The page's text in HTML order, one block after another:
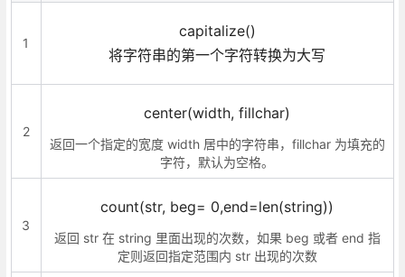
1
capitalize()
将字符串的第一个字符转换为大写
2
center(width, fillchar)
返回一个指定的宽度 width 居中的字符串，fillchar 为填充的
字符，默认为空格。
3
count(str, beg= 0,end=len(string))
返回 str 在 string 里面出现的次数，如果 beg 或者 end 指
定则返回指定范围内 str 出现的次数